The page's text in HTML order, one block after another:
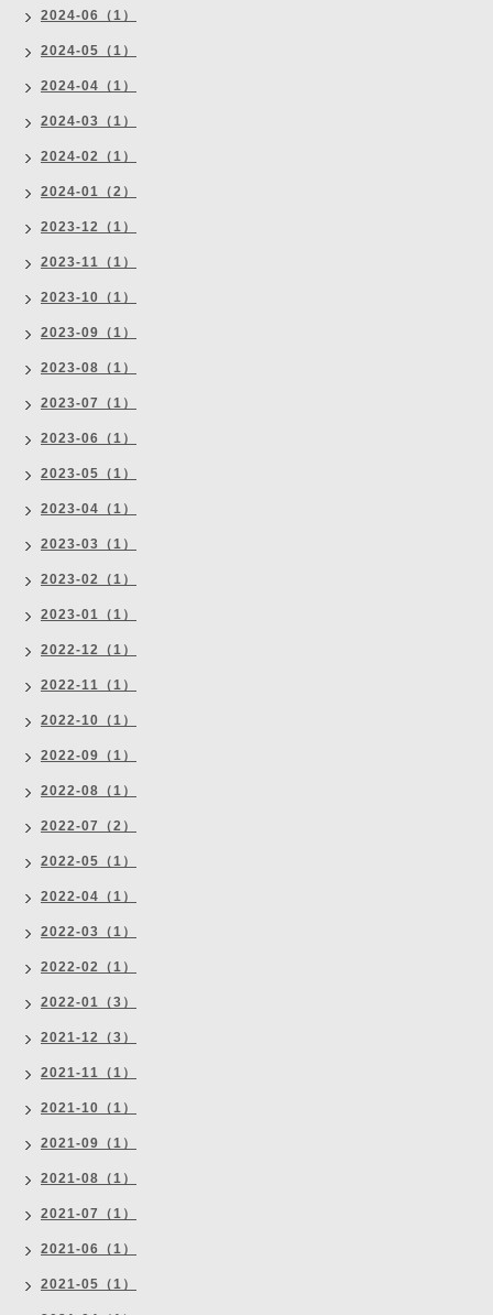
2024-06（1）
2024-05（1）
2024-04（1）
2024-03（1）
2024-02（1）
2024-01（2）
2023-12（1）
2023-11（1）
2023-10（1）
2023-09（1）
2023-08（1）
2023-07（1）
2023-06（1）
2023-05（1）
2023-04（1）
2023-03（1）
2023-02（1）
2023-01（1）
2022-12（1）
2022-11（1）
2022-10（1）
2022-09（1）
2022-08（1）
2022-07（2）
2022-05（1）
2022-04（1）
2022-03（1）
2022-02（1）
2022-01（3）
2021-12（3）
2021-11（1）
2021-10（1）
2021-09（1）
2021-08（1）
2021-07（1）
2021-06（1）
2021-05（1）